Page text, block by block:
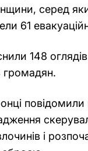
серед
61
148
громадян.
повідомили
і